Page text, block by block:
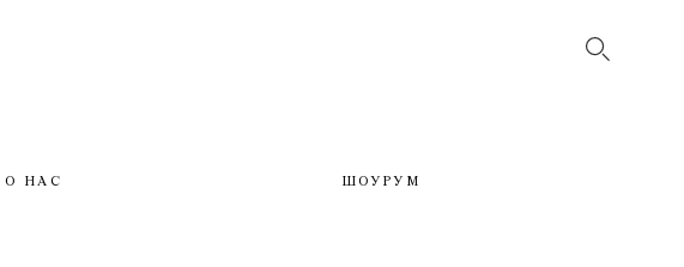
О НАС ШОУРУМ